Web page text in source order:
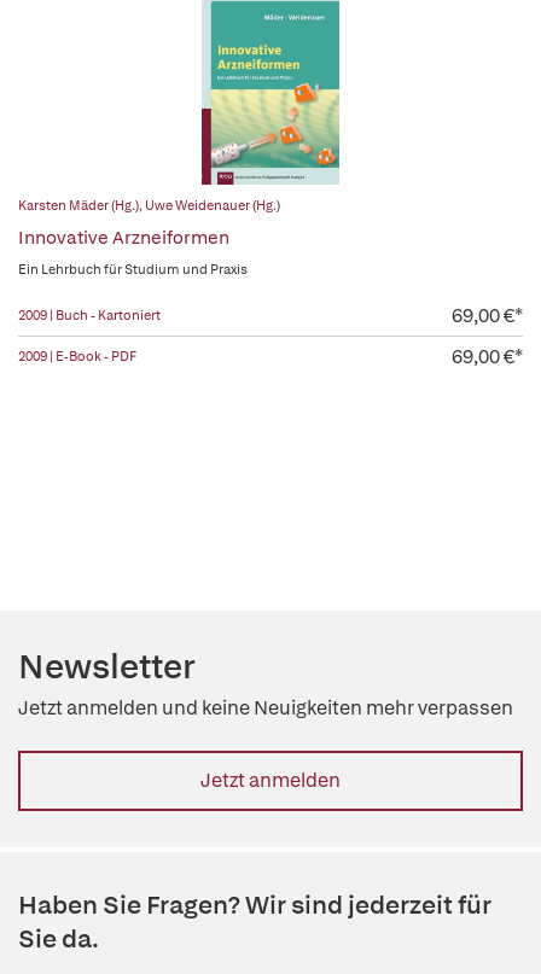
Karsten Mäder (Hg.), Uwe Weidenauer (Hg.)
Innovative Arzneiformen
Ein Lehrbuch für Studium und Praxis
2009 | Buch - Kartoniert 69,00 €*
2009 | E-Book - PDF 69,00 €*
Newsletter
Jetzt anmelden und keine Neuigkeiten mehr verpassen
Jetzt anmelden
Haben Sie Fragen? Wir sind jederzeit für
Sie da.